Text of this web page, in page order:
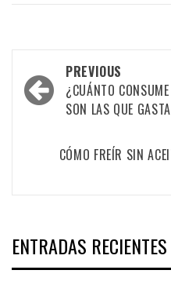
Post
navigation
PREVIOUS
¿CUÁNTO
SON LAS QUE
CÓMO FREÍR SIN
ENTRADAS RECIENTES